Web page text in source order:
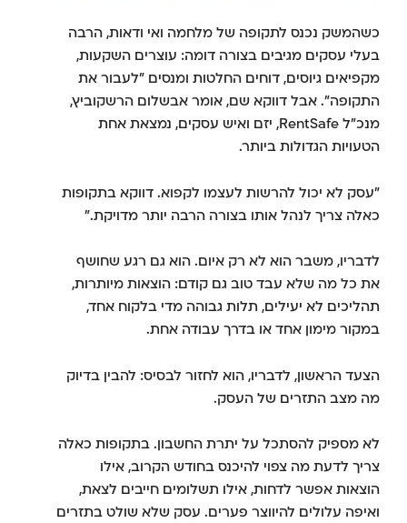
כשהמשק נכנס לתקופה של מלחמה ואי ודאות, הרבה
בעלי עסקים מגיבים בצורה דומה: עוצרים השקעות,
מקפיאים גיוסים, דוחים החלטות ומנסים "לעבור את
התקופה". אבל דווקא שם, אומר אבשלום הרשקוביץ,
מנכ"ל RentSafe, יזם ואיש עסקים, נמצאת אחת
הטעויות הגדולות ביותר.
"עסק לא יכול להרשות לעצמו לקפוא. דווקא בתקופות
כאלה צריך לנהל אותו בצורה הרבה יותר מדויקת."
לדבריו, משבר הוא לא רק איום. הוא גם רגע שחושף
את כל מה שלא עבד טוב גם קודם: הוצאות מיותרות,
תהליכים לא יעילים, תלות גבוהה מדי בלקוח אחד,
במקור מימון אחד או בדרך עבודה אחת.
הצעד הראשון, לדבריו, הוא לחזור לבסיס: להבין בדיוק
מה מצב התזרים של העסק.
לא מספיק להסתכל על יתרת החשבון. בתקופות כאלה
צריך לדעת מה צפוי להיכנס בחודש הקרוב, אילו
הוצאות אפשר לדחות, אילו תשלומים חייבים לצאת,
ואיפה עלולים להיווצר פערים. עסק שלא שולט בתזרים